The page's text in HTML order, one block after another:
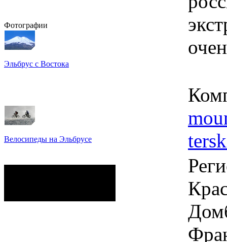
Фотографии
Эльбрус с Востока
Велосипеды на Эльбрусе